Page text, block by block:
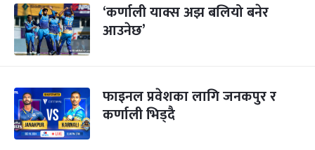
‘कर्णाली याक्स अझ बलियो बनेर
आउनेछ’
फाइनल प्रवेशका लागि जनकपुर र
कर्णाली भिड्दै